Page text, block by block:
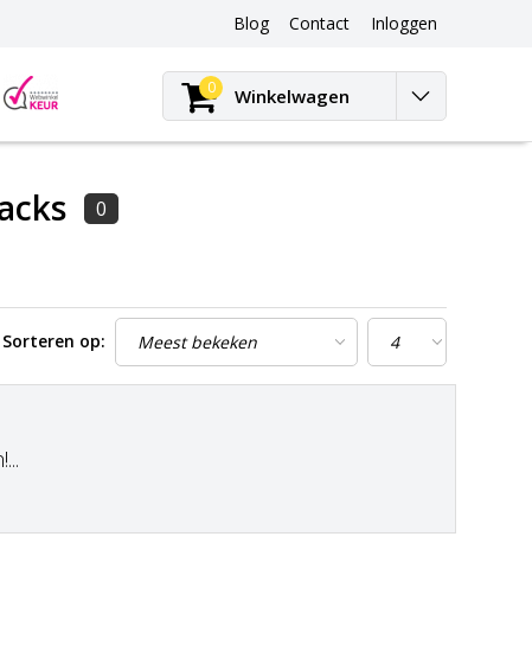
Blog
Blog
Contact Inloggen
0 Winkelwagen
0
Sorteren op: